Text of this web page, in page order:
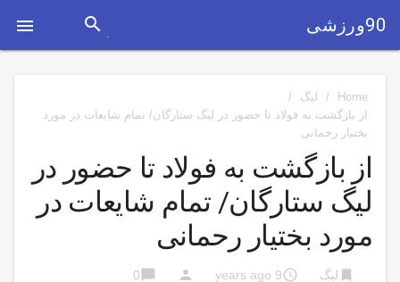
 90ورزشی search
Home
/ لیگ
/
از بازگشت به فولاد تا حضور در لیگ ستارگان/ تمام شایعات در مورد
بختیار رحمانی
از بازگشت به فولاد تا حضور در
لیگ ستارگان/ تمام شایعات در
مورد بختیار رحمانی
bookmark لیگ access_time
9 years ago
person
chat_bubble
0